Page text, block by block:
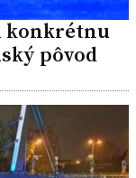
konkrétnu
pôvod